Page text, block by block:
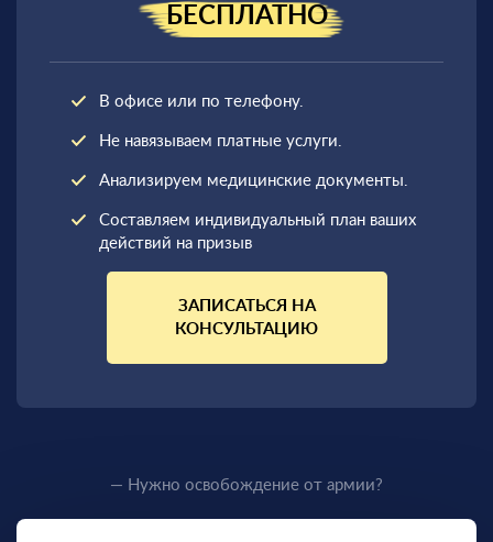
БЕСПЛАТНО
В офисе или по телефону.
Не навязываем платные услуги.
Анализируем медицинские документы.
Составляем индивидуальный план ваших
действий на призыв
ЗАПИСАТЬСЯ НА
КОНСУЛЬТАЦИЮ
— Нужно освобождение от армии?